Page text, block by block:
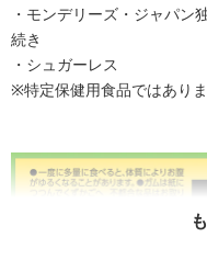
・モンデリーズ・ジャパン
続き
・シュガーレス
※特定保健用食品ではあり